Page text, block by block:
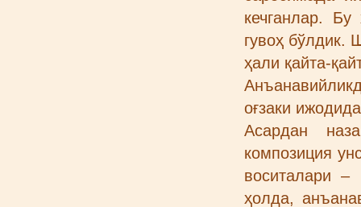
кечганлар.
гувоҳ бўлдик.
ҳали қайта-
оғзаки
Асардан
композиция
воситалари –
ҳолда,